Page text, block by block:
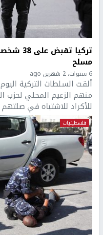
تركيا
مسلح
6 سنوات، 2 شهرين ago
منهم الزعيم المحلي لحزب
للأكراد للاشتباه في
فلسطينيات